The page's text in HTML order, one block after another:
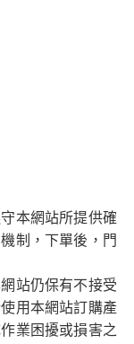
本網站所提供確
制，下單後，門
站仍保有不接受
用本網站訂購產
業困擾或損害之